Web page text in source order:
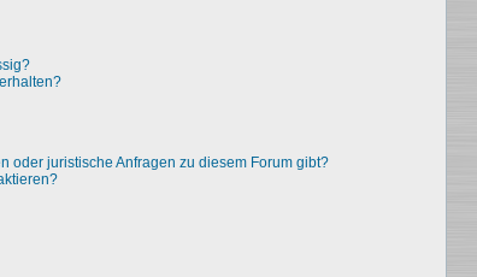
oder juristische Anfragen zu diesem Forum gibt?